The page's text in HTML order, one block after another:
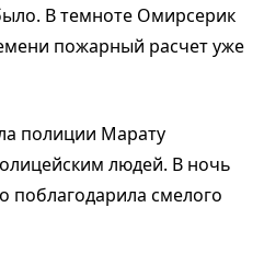
В темноте Омирсерик
пожарный расчет уже
полиции Марату
людей. В ночь
поблагодарила смелого